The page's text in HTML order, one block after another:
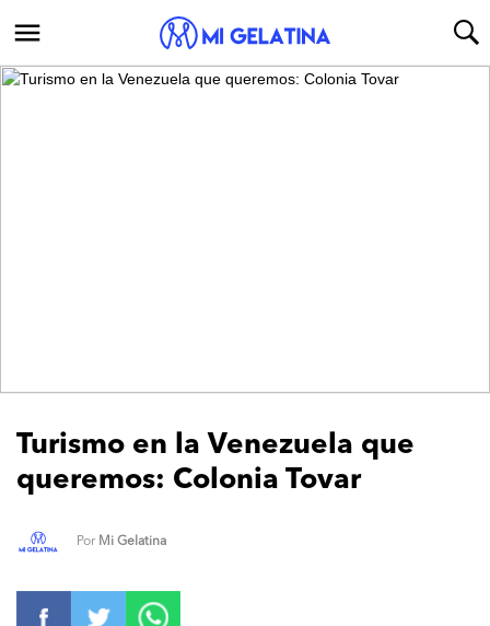
Turismo en la Venezuela que
queremos: Colonia Tovar
Por Mi Gelatina